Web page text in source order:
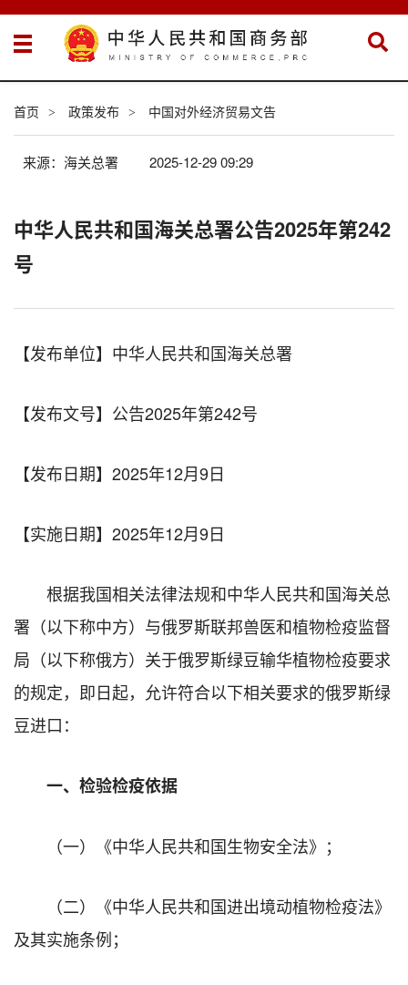
首页 > 政策发布 > 中国对外经济贸易文告
来源：海关总署 2025-12-29 09:29
中华人民共和国海关总署公告2025年第242
号
【发布单位】中华人民共和国海关总署
【发布文号】公告2025年第242号
【发布日期】 2025年12月9日
【实施日期】 2025年12月9日
根据我国相关法律法规和中华人民共和国海关总
署（以下称中方）与俄罗斯联邦兽医和植物检疫监督
局（以下称俄方）关于俄罗斯绿豆输华植物检疫要求
的规定，即日起，允许符合以下相关要求的俄罗斯绿
豆进口：
一、检验检疫依据
（一）《中华人民共和国生物安全法》；
（二）《中华人民共和国进出境动植物检疫法》
及其实施条例；